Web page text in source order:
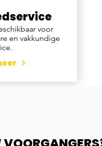
voor
en vakkundige